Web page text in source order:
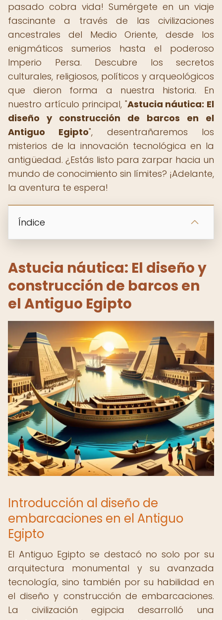
pasado cobra vida! Sumérgete en un viaje
fascinante a través de las civilizaciones
ancestrales del Medio Oriente, desde los
enigmáticos sumerios hasta el poderoso
Imperio Persa. Descubre los secretos
culturales, religiosos, políticos y arqueológicos
que dieron forma a nuestra historia. En
nuestro artículo principal, "Astucia náutica: El
diseño y construcción de barcos en el
Antiguo Egipto", desentrañaremos los
misterios de la innovación tecnológica en la
antigüedad. ¿Estás listo para zarpar hacia un
mundo de conocimiento sin límites? ¡Adelante,
la aventura te espera!
Índice
Astucia náutica: El diseño y
construcción de barcos en
el Antiguo Egipto
Introducción al diseño de
embarcaciones en el Antiguo
Egipto
El Antiguo Egipto se destacó no solo por su
arquitectura monumental y su avanzada
tecnología, sino también por su habilidad en
el diseño y construcción de embarcaciones.
La civilización egipcia desarrolló una